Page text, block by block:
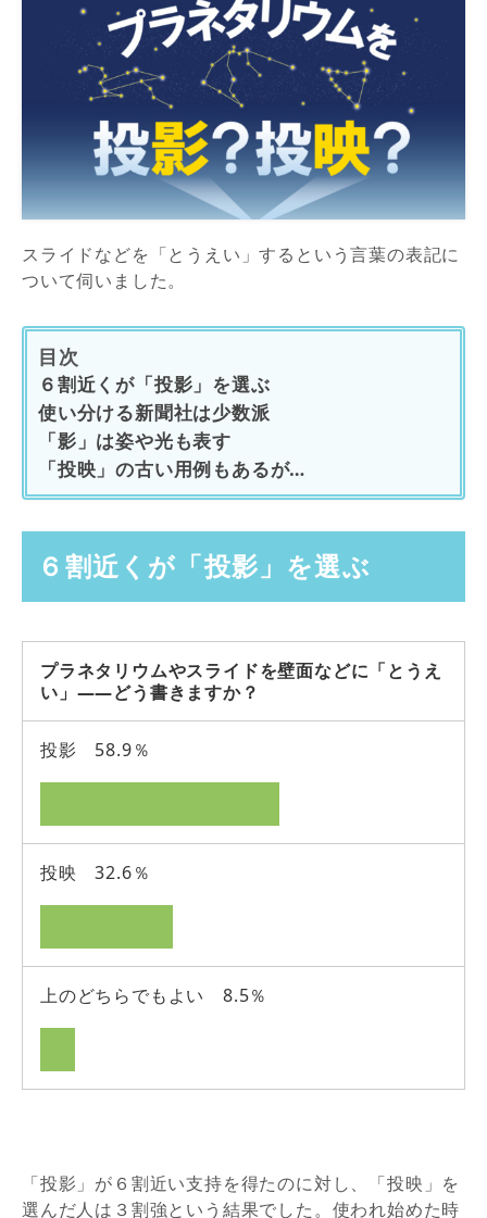
スライドなどを「とうえい」するという言葉の表記に
ついて伺いました。
目次
６割近くが「投影」を選ぶ
使い分ける新聞社は少数派
「影」は姿や光も表す
「投映」の古い用例もあるが…
６割近くが「投影」を選ぶ
プラネタリウムやスライドを壁面などに「とうえ
い」――どう書きますか？
投影 58.9％
投映 32.6％
上のどちらでもよい 8.5％
「投影」が６割近い支持を得たのに対し、「投映」を
選んだ人は３割強という結果でした。使われ始めた時